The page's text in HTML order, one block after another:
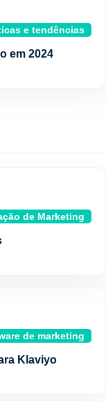
e tendências
em 2024
de Marketing
de marketing
Klaviyo